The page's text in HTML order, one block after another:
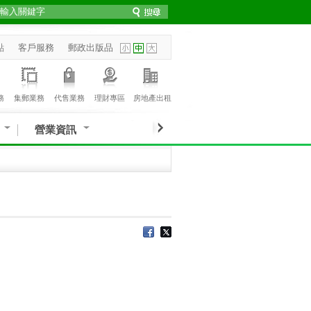
客戶服務 郵政出版品
集郵業務 代售業務 理財專區 房地產出租
營業資訊